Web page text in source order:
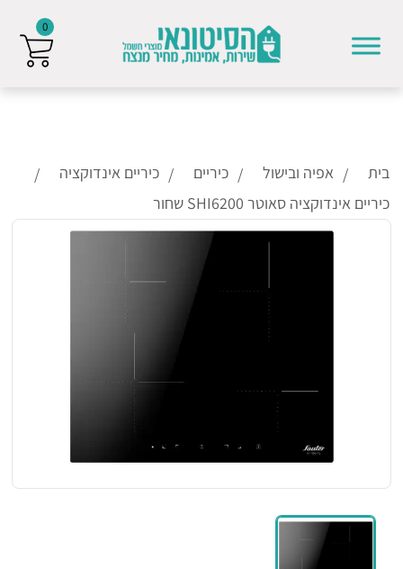
בית אפיה ובישול כיריים
כיריים אינדוקציה
כיריים אינדוקציה סאוטר SHI6200 שחור
0